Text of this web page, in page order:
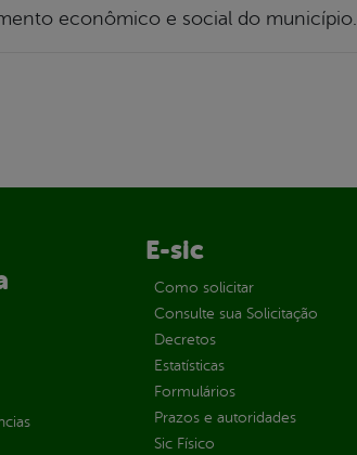
econômico e social do município.
E-sic
Como solicitar
Consulte sua Solicitação
Decretos
Estatísticas
Formulários
Prazos e autoridades
Sic Físico